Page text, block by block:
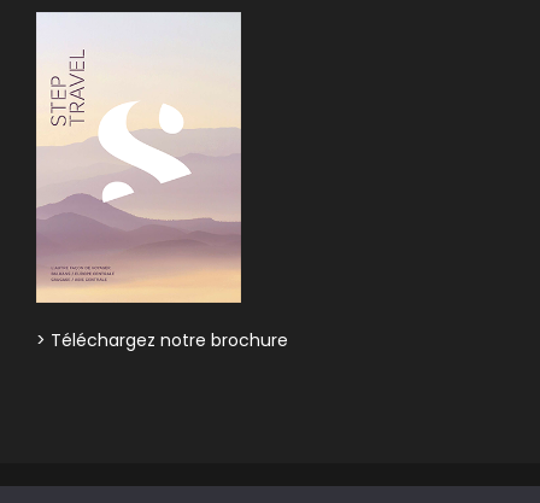
> Téléchargez notre brochure